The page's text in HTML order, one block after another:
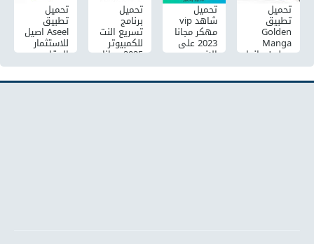
تحميل
تطبيق
Golden
Manga
جولدن مانجا
اخر
الإضافات
كامل أخر
تحميل
شاهد vip
مهكر مجانا
2023 على
الاندرويد
والايفون
[بدون
اعلانات]
تحميل
برنامج
تسريع النت
للكمبيوتر
2025 مجانا
اخر تحديث
برابط مباشر
تحميل
تطبيق
Aseel اصيل
للاستثمار
العقاري
في
السعودية
1444